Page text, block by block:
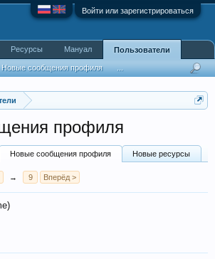
Войти или зарегистрироваться
профиля
Новые сообщения профиля Новые ресурсы
→ 9 Вперёд >
Ресурсы Мануал Пользователи
Новые сообщения профиля